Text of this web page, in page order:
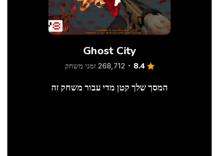
Ghost City
8.4 268,712 זמני משחק
המסך שלך קטן מדי עבור משחק זה